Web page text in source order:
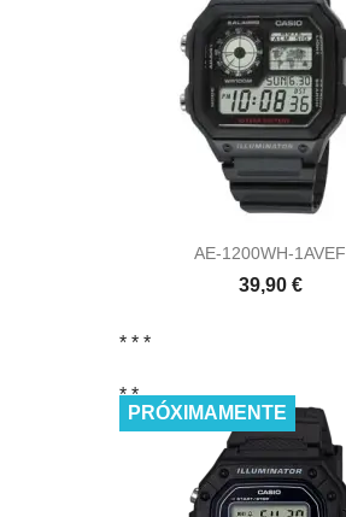
AE-1200WH-1AVEF
39,90 €
* * *
* *
PRÓXIMAMENTE